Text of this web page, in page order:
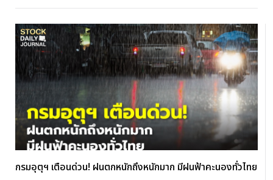
กรมอุตุฯ เตือนด่วน! ฝนตกหนักถึงหนักมาก มีฝนฟ้าคะนองทั่วไทย